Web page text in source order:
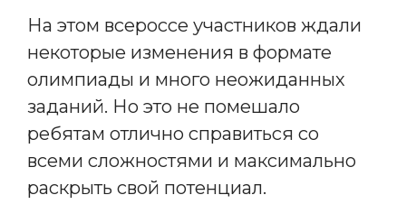
На этом всероссе участников ждали
некоторые изменения в формате
олимпиады и много неожиданных
заданий. Но это не помешало
ребятам отлично справиться со
всеми сложностями и максимально
раскрыть свой потенциал.